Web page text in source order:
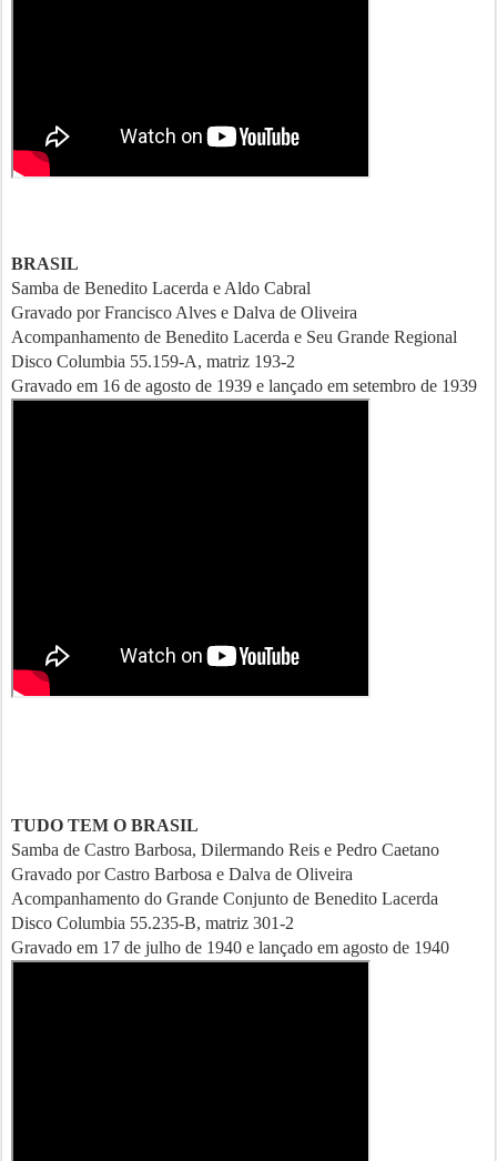
BRASIL
Samba de Benedito Lacerda e Aldo Cabral
Gravado por Francisco Alves e Dalva de Oliveira
Acompanhamento de Benedito Lacerda e Seu Grande Regional
Disco Columbia 55.159-A, matriz 193-2
Gravado em 16 de agosto de 1939 e lançado em setembro de 1939
TUDO TEM O BRASIL
Samba de Castro Barbosa, Dilermando Reis e Pedro Caetano
Gravado por Castro Barbosa e Dalva de Oliveira
Acompanhamento do Grande Conjunto de Benedito Lacerda
Disco Columbia 55.235-B, matriz 301-2
Gravado em 17 de julho de 1940 e lançado em agosto de 1940